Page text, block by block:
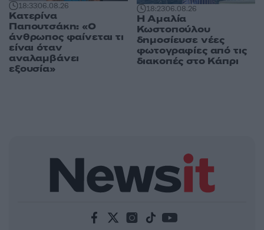
18:3306.08.26
Κατερίνα
Παπουτσάκη: «Ο
άνθρωπος φαίνεται τι
είναι όταν
αναλαμβάνει
εξουσία»
18:2306.08.26
Η Αμαλία
Κωστοπούλου
δημοσίευσε νέες
φωτογραφίες από τις
διακοπές στο Κάπρι